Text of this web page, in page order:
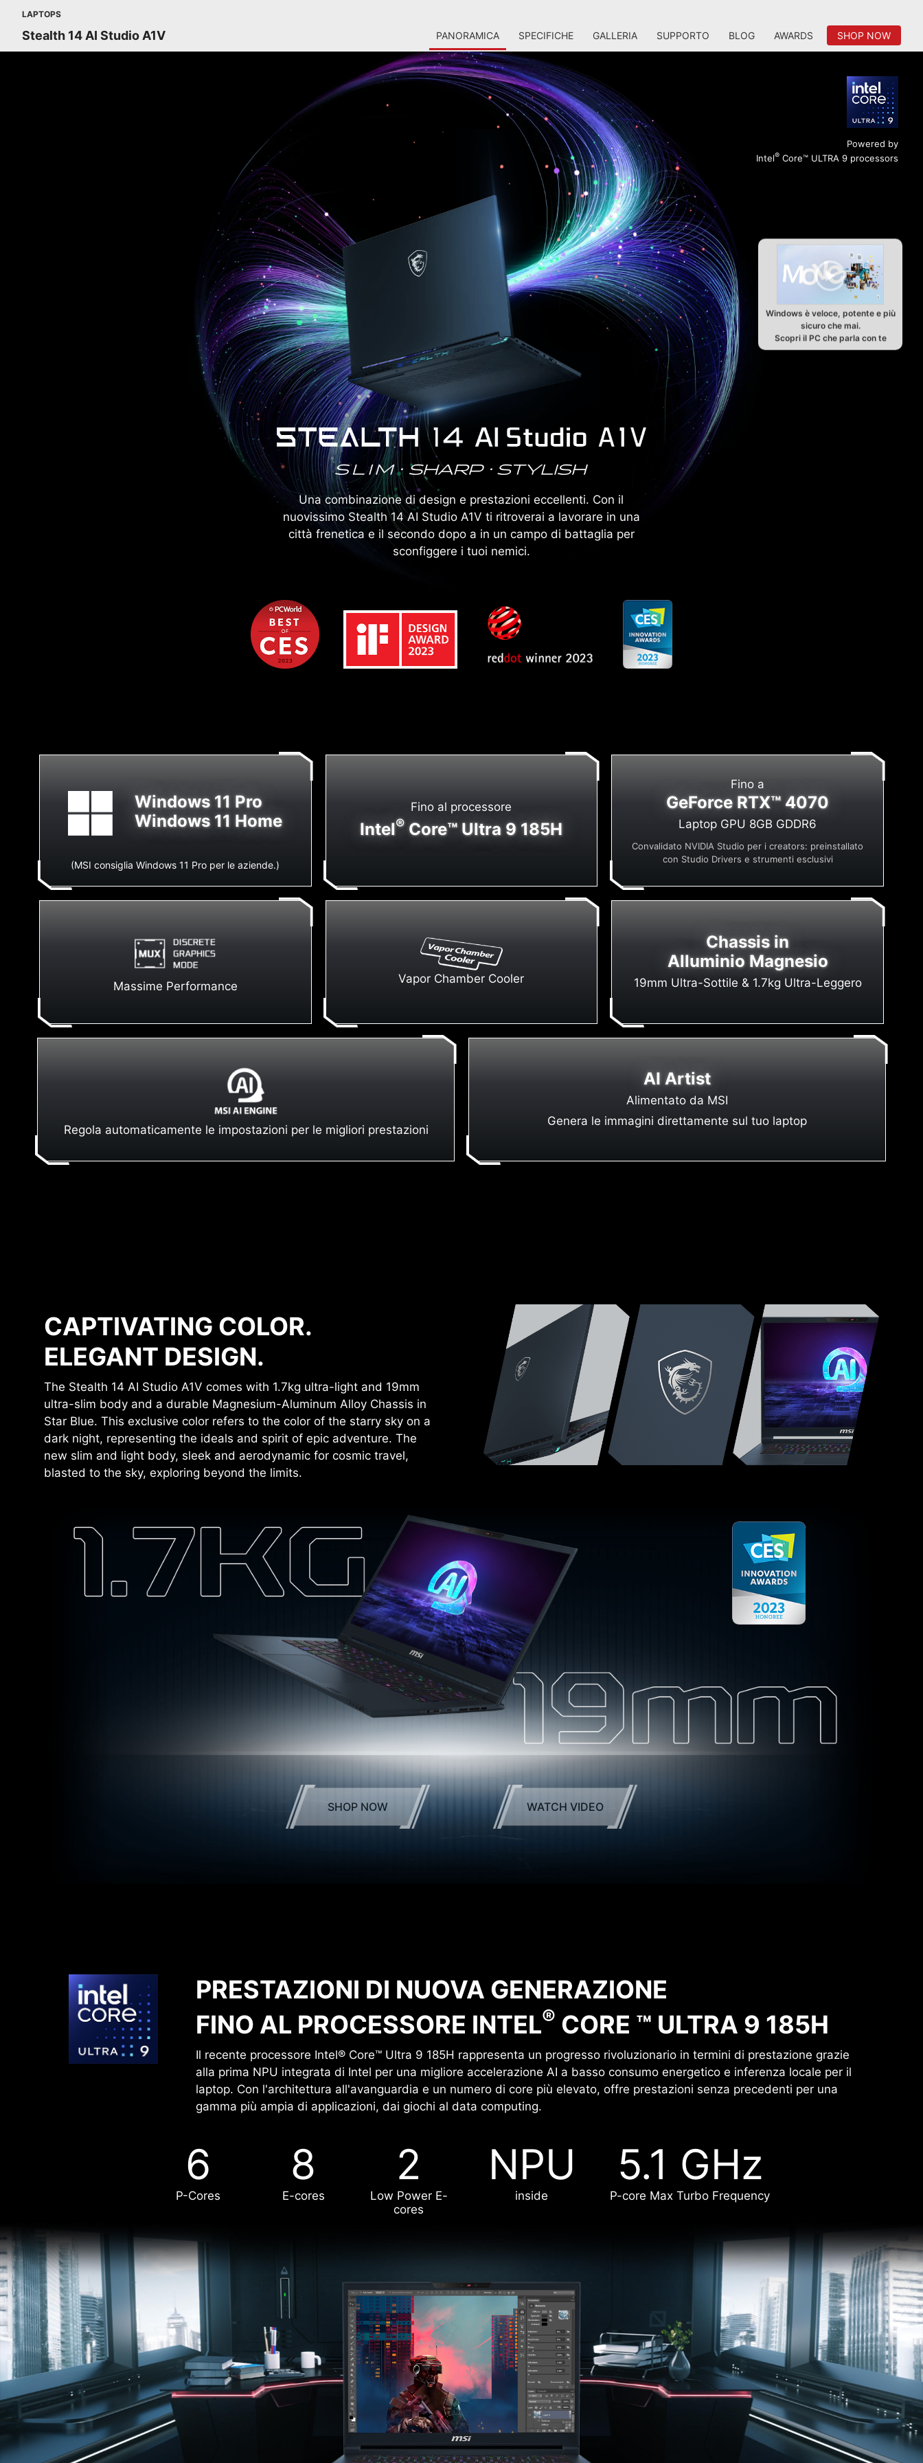
LAPTOPS
Stealth 14 AI Studio A1V PANORAMICA SPECIFICHE GALLERIA SUPPORTO BLOG AWARDS SHOP NOW
Windows è veloce, potente e più
sicuro che mai.
Scopri il PC che parla con te
Powered by
Intel® Core™ ULTRA 9 processors
Una combinazione di design e prestazioni eccellenti. Con il
nuovissimo Stealth 14 AI Studio A1V ti ritroverai a lavorare in una
città frenetica e il secondo dopo a in un campo di battaglia per
sconfiggere i tuoi nemici.
Windows 11 Pro
Windows 11 Home
(MSI consiglia Windows 11 Pro per le aziende.)
Fino al processore
Intel®Core™ Ultra 9 185H
Fino a
GeForce RTX™ 4070
Laptop GPU 8GB GDDR6
Convalidato NVIDIA Studio per i creators: preinstallato
con Studio Drivers e strumenti esclusivi
Massime Performance
Vapor Chamber Cooler
Chassis in
Alluminio Magnesio
19mm Ultra-Sottile & 1.7kg Ultra-Leggero
Regola automaticamente le impostazioni per le migliori prestazioni
AI Artist
Alimentato da MSI
Genera le immagini direttamente sul tuo laptop
CAPTIVATING COLOR.
ELEGANT DESIGN.
The Stealth 14 AI Studio A1V comes with 1.7kg ultra-light and 19mm
ultra-slim body and a durable Magnesium-Aluminum Alloy Chassis in
Star Blue. This exclusive color refers to the color of the starry sky on a
dark night, representing the ideals and spirit of epic adventure. The
new slim and light body, sleek and aerodynamic for cosmic travel,
blasted to the sky, exploring beyond the limits.
SHOP NOW WATCH VIDEO
PRESTAZIONI DI NUOVA GENERAZIONE
FINO AL PROCESSORE INTEL® CORE ™ ULTRA 9 185H
Il recente processore Intel® Core™ Ultra 9 185H rappresenta un progresso rivoluzionario in termini di prestazione grazie
alla prima NPU integrata di Intel per una migliore accelerazione AI a basso consumo energetico e inferenza locale per il
laptop. Con l'architettura all'avanguardia e un numero di core più elevato, offre prestazioni senza precedenti per una
gamma più ampia di applicazioni, dai giochi al data computing.
6
P-Cores
8
E-cores
2
Low Power E-
cores
NPU
inside
5.1 GHz
P-core Max Turbo Frequency